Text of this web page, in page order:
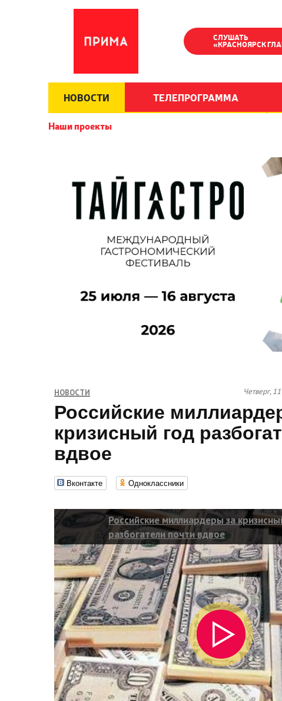
СЛУШАТЬ
«КРАСНОЯРСК
НОВОСТИ ТЕЛЕПРОГРАММА
Наши проекты
НОВОСТИ Четверг,
Российские
кризисный год
вдвое
Вконтакте Одноклассники
Российские миллиардеры за
разбогатели почти вдвое